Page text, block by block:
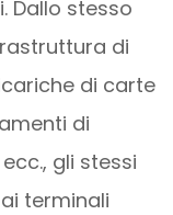
Dallo stesso
di
di carte
di
gli stessi
terminali